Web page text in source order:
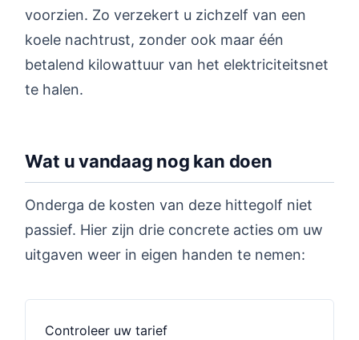
voorzien. Zo verzekert u zichzelf van een
koele nachtrust, zonder ook maar één
betalend kilowattuur van het elektriciteitsnet
te halen.
Wat u vandaag nog kan doen
Onderga de kosten van deze hittegolf niet
passief. Hier zijn drie concrete acties om uw
uitgaven weer in eigen handen te nemen:
Controleer uw tarief